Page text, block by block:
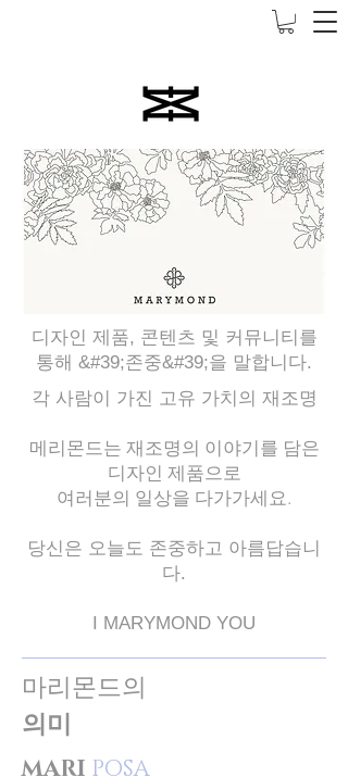
디자인 제품, 콘텐츠 및 커뮤니티를
통해 &#39;존중&#39;을 말합니다.
각 사람이 가진 고유 가치의 재조명
메리몬드는 재조명의 이야기를 담은
디자인 제품으로
여러분의 일상을 다가가세요.
당신은 오늘도 존중하고 아름답습니
다.
I MARYMOND YOU
마리몬드의
의미
MARI POSA